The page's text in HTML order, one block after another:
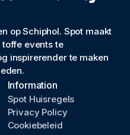
op Schiphol. Spot maakt
events te
inspirerender te maken
Information
Spot Huisregels
Privacy Policy
Cookiebeleid